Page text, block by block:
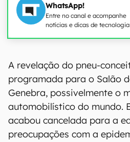
WhatsApp!
Entre no canal e acompanhe
notícias e dicas de tecnologia